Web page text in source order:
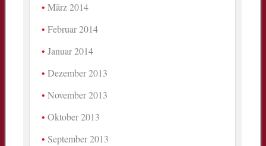
März 2014
Februar 2014
Januar 2014
Dezember 2013
November 2013
Oktober 2013
September 2013